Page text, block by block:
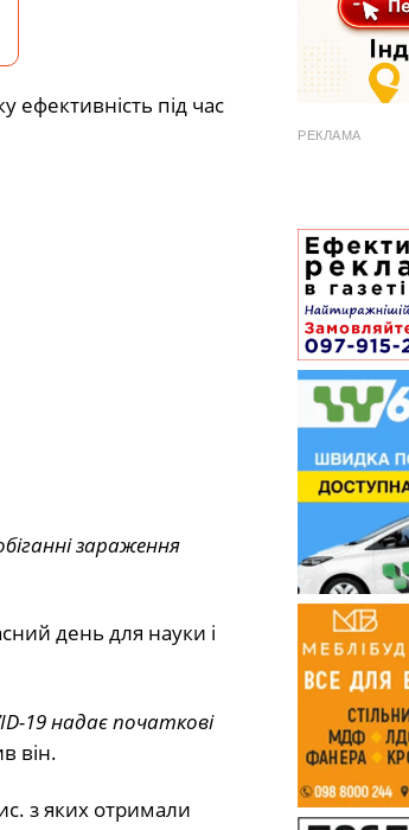
ефективність під час
зараження
день для науки і
19 надає початкові
він.
з яких отримали
РЕКЛАМА